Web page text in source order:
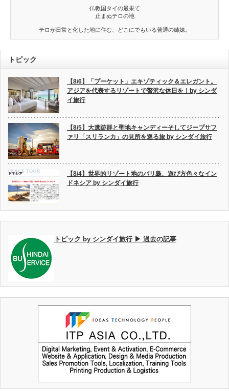
仏教国タイの最果て
止まぬテロの地
テロが日常と化した地に住む、どこにでもいる普通の姉妹。
トピック
【8/6】「プーケット」エキゾティック＆エレガント。
アジアを代表するリゾートで贅沢な休日を！by シンダ
イ旅行
【8/5】大遺跡群と聖地キャンディーそしてジープサフ
ァリ「スリランカ」の見所を巡る旅 by シンダイ旅行
【8/4】世界的リゾート地のバリ島、遊び方色々なイン
ドネシア by シンダイ旅行
トピック by シンダイ旅行 ▶ 過去の記事